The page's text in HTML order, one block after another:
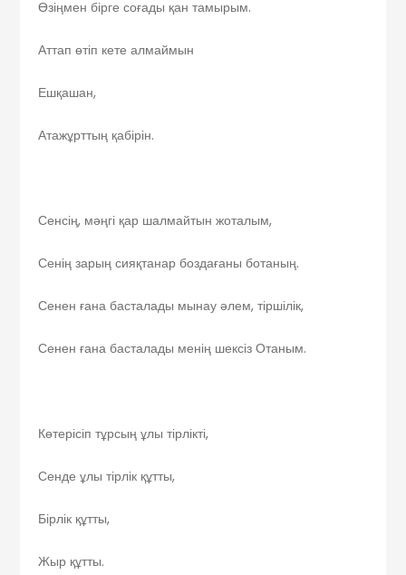
Өзіңмен бірге соғады қан тамырым.
Аттап өтіп кете алмаймын
Ешқашан,
Атажұрттың қабірін.
Сенсің, мәңгі қар шалмайтын жоталым,
Сенің зарың сияқтанар боздағаны ботаның.
Сенен ғана басталады мынау әлем, тіршілік,
Сенен ғана басталады менің шексіз Отаным.
Көтерісіп тұрсың ұлы тірлікті,
Сенде ұлы тірлік құтты,
Бірлік құтты,
Жыр құтты.